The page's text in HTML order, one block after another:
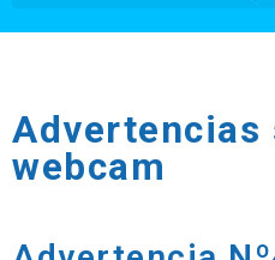
Advertencias
webcam